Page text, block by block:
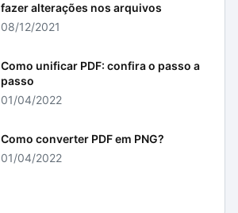
fazer alterações nos arquivos
08/12/2021
Como unificar PDF: confira o passo a
passo
01/04/2022
Como converter PDF em PNG?
01/04/2022